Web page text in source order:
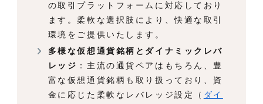
の取引プラットフォームに対応しており
ます。柔軟な選択肢により、快適な取引
環境をご提供いたします。
多様な仮想通貨銘柄とダイナミックレバ
レッジ ：主流の通貨ペアはもちろん、豊
富な仮想通貨銘柄も取り扱っており、資
金に応じた柔軟なレバレッジ設定（ ダイ